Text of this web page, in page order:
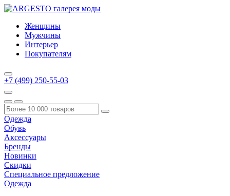
Женщины
Мужчины
Интерьер
Покупателям
+7 (499) 250-55-03
Одежда
Обувь
Аксессуары
Бренды
Новинки
Скидки
Специальное предложение
Одежда